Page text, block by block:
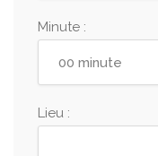
Minute :
Lieu :